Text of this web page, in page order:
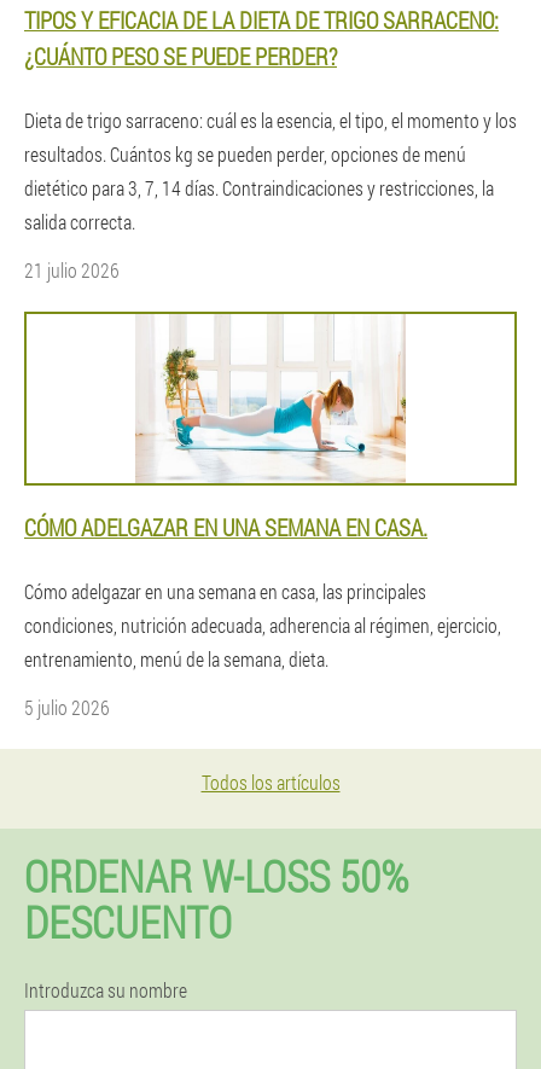
TIPOS Y EFICACIA DE LA DIETA DE TRIGO SARRACENO:
¿CUÁNTO PESO SE PUEDE PERDER?
Dieta de trigo sarraceno: cuál es la esencia, el tipo, el momento y los
resultados. Cuántos kg se pueden perder, opciones de menú
dietético para 3, 7, 14 días. Contraindicaciones y restricciones, la
salida correcta.
21 julio 2026
CÓMO ADELGAZAR EN UNA SEMANA EN CASA.
Cómo adelgazar en una semana en casa, las principales
condiciones, nutrición adecuada, adherencia al régimen, ejercicio,
entrenamiento, menú de la semana, dieta.
5 julio 2026
Todos los artículos
ORDENAR W-LOSS 50%
DESCUENTO
Introduzca su nombre